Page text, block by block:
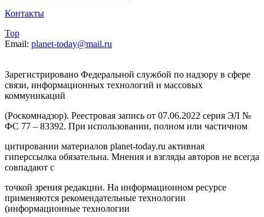
Контакты
Top
Email: planet-today@mail.ru
Зарегистрировано Федеральной службой по надзору в сфере
связи, информационных технологий и массовых
коммуникаций
(Роскомнадзор). Реестровая запись от 07.06.2022 серия ЭЛ №
ФС 77 – 83392. При использовании, полном или частичном
цитировании материалов planet-today.ru активная
гиперссылка обязательна. Мнения и взгляды авторов не всегда
совпадают с
точкой зрения редакции. На информационном ресурсе
применяются рекомендательные технологии
(информационные технологии